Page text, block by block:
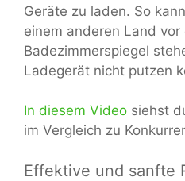
Geräte zu laden. So
einem anderen Land vor
Badezimmerspiegel
Ladegerät nicht putzen
In diesem Video siehst
im Vergleich zu
Effektive und sanfte